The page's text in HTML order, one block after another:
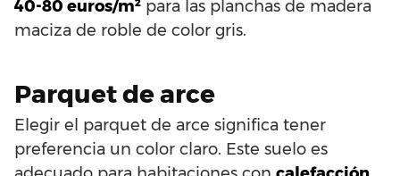
40-80 euros/m² para las planchas de madera
maciza de roble de color gris.
Parquet de arce
Elegir el parquet de arce significa tener
preferencia un color claro. Este suelo es